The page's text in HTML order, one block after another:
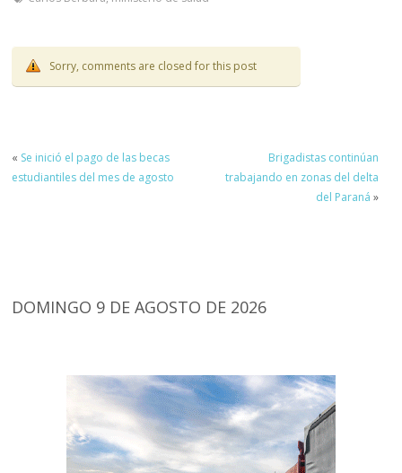
Sorry, comments are closed for this post
« Se inició el pago de las becas
estudiantiles del mes de agosto
Brigadistas continúan
trabajando en zonas del delta
del Paraná »
DOMINGO 9 DE AGOSTO DE 2026